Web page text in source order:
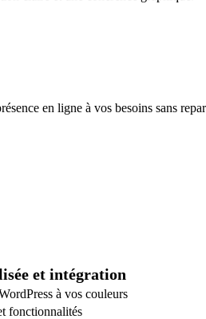
en ligne à vos besoins sans
et intégration
à vos couleurs
fonctionnalités